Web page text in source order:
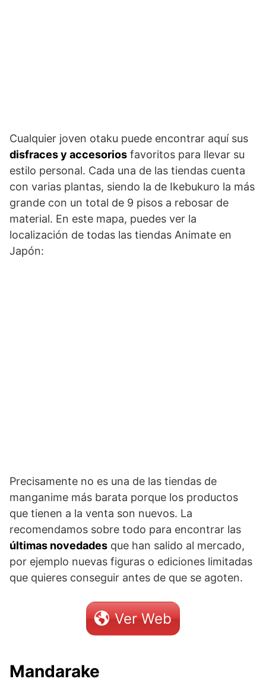
Cualquier joven otaku puede encontrar aquí sus
disfraces y accesorios favoritos para llevar su
estilo personal. Cada una de las tiendas cuenta
con varias plantas, siendo la de Ikebukuro la más
grande con un total de 9 pisos a rebosar de
material. En este mapa, puedes ver la
localización de todas las tiendas Animate en
Japón:
Precisamente no es una de las tiendas de
manganime más barata porque los productos
que tienen a la venta son nuevos. La
recomendamos sobre todo para encontrar las
últimas novedades que han salido al mercado,
por ejemplo nuevas figuras o ediciones limitadas
que quieres conseguir antes de que se agoten.
Ver Web
Mandarake